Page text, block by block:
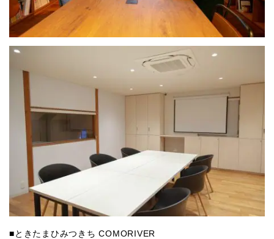
■ときたまひみつきち COMORIVER